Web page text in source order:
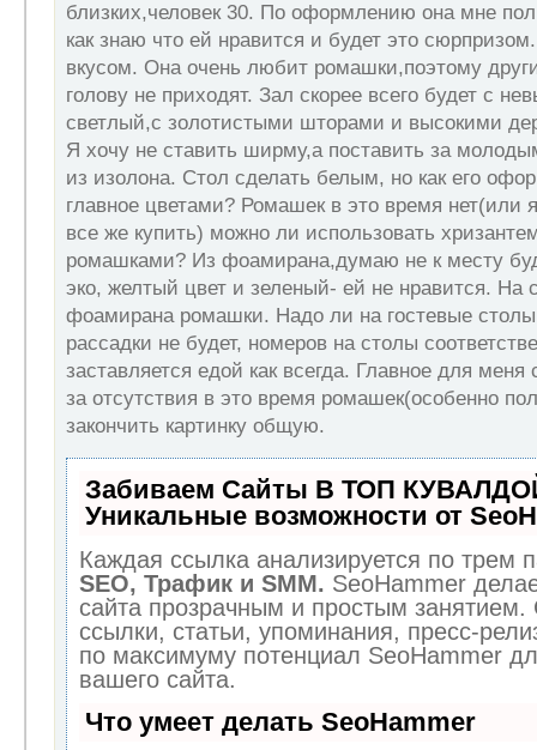
близких,человек 30. По оформлению она мне
как знаю что ей нравится и будет это
вкусом. Она очень любит ромашки,поэтому
голову не приходят. Зал скорее всего будет с
светлый,с золотистыми шторами и высокими
Я хочу не ставить ширму,а поставить за
из изолона. Стол сделать белым, но как его
главное цветами? Ромашек в это время
все же купить) можно ли использовать
ромашками? Из фоамирана,думаю не к месту
эко, желтый цвет и зеленый- ей не нравится. На
фоамирана ромашки. Надо ли на гостевые
рассадки не будет, номеров на столы
заставляется едой как всегда. Главное для
за отсутствия в это время ромашек(особенно
закончить картинку общую.
Забиваем Сайты В ТОП
Уникальные возможности от
Каждая ссылка анализируется по трем
SEO, Трафик и SMM. SeoHammer
сайта прозрачным и простым
ссылки, статьи, упоминания, пресс-
по максимуму потенциал SeoHammer
вашего сайта.
Что умеет делать SeoHammer